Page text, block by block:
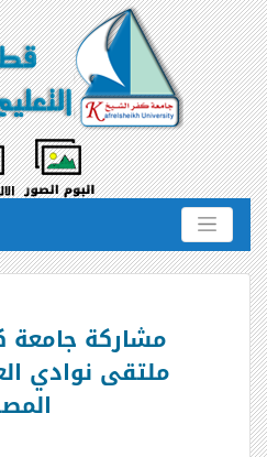
مشاركة
ملتقى نوادي